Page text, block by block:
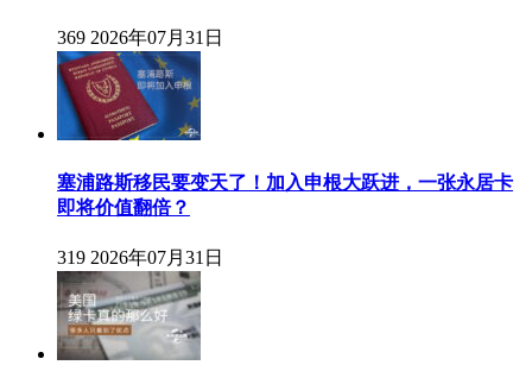
369 2026年07月31日
塞浦路斯移民要变天了！加入申根大跃进，一张永居卡
即将价值翻倍？
319 2026年07月31日